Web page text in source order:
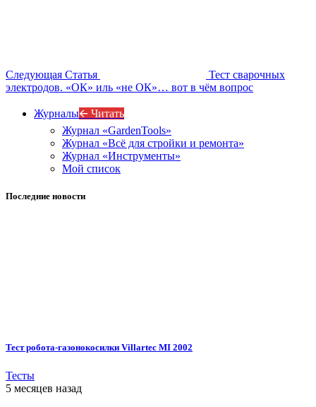
Следующая Статья
Тест сварочных
электродов. «ОК» иль «не ОК»… вот в чём вопрос
Журналы🡨 Читать
Журнал «GardenTools»
Журнал «Всё для стройки и ремонта»
Журнал «Инструменты»
Мой список
Последние новости
Тест робота-газонокосилки Villartec MI 2002
Тесты
5 месяцев назад